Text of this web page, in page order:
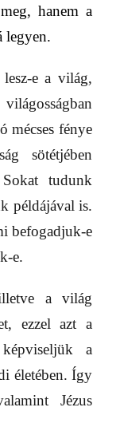
hanem a
legyen.
e a világ,
mécses fénye
sötétjében
tudunk
példájával is.
befogadjuk-e
e.
a világ
ezzel azt a
a
életében. Így
Jézus